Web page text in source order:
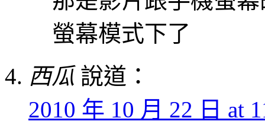
螢幕模式下了
西瓜 說道：
2010 年 10 月 22 日 at